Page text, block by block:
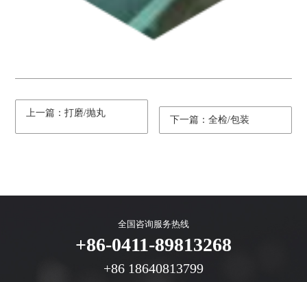
上一篇：打磨/抛丸
下一篇：全检/包装
全国咨询服务热线
+86-0411-89813268
+86 18640813799